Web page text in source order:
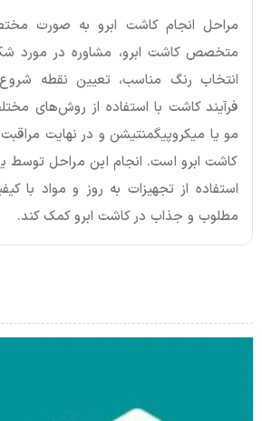
مراحل انجام کاشت ابرو به صورت
متخصص کاشت ابرو، مشاوره در مورد
انتخاب رنگ مناسب، تعیین نقطه شروع
فرآیند کاشت با استفاده از روش‌های
مو یا میکروپیگمنتیشن و در نهایت
کاشت ابرو است. انجام این مراحل
استفاده از تجهیزات به روز و مواد با
مطلوب و جذاب در کاشت ابرو کمک کند.